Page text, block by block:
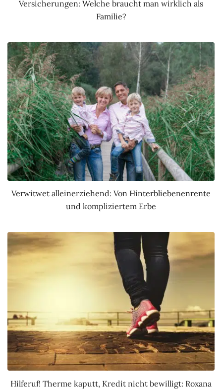
Versicherungen: Welche braucht man wirklich als
Familie?
Verwitwet alleinerziehend: Von Hinterbliebenenrente
und kompliziertem Erbe
Hilferuf! Therme kaputt, Kredit nicht bewilligt: Roxana